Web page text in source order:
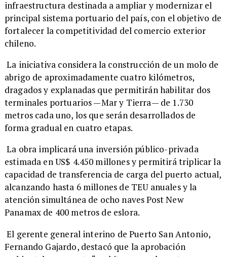
infraestructura destinada a ampliar y modernizar el
principal sistema portuario del país, con el objetivo de
fortalecer la competitividad del comercio exterior
chileno.
La iniciativa considera la construcción de un molo de
abrigo de aproximadamente cuatro kilómetros,
dragados y explanadas que permitirán habilitar dos
terminales portuarios —Mar y Tierra— de 1.730
metros cada uno, los que serán desarrollados de
forma gradual en cuatro etapas.
La obra implicará una inversión público-privada
estimada en US$ 4.450 millones y permitirá triplicar la
capacidad de transferencia de carga del puerto actual,
alcanzando hasta 6 millones de TEU anuales y la
atención simultánea de ocho naves Post New
Panamax de 400 metros de eslora.
El gerente general interino de Puerto San Antonio,
Fernando Gajardo, destacó que la aprobación